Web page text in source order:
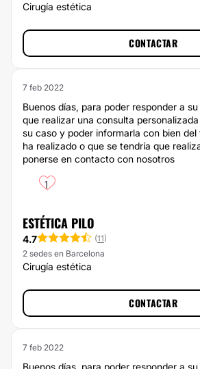
Cirugía estética
CONTACTAR
7 feb 2022
Buenos días, para poder responder a
que realizar una consulta
su caso y poder informarla con bien
ha realizado o que se tendría que
ponerse en contacto con nosotros
1
ESTÉTICA PILO
4.7 (11)
2 sedes en Barcelona
Cirugía estética
CONTACTAR
7 feb 2022
Buenos días, para poder responder a